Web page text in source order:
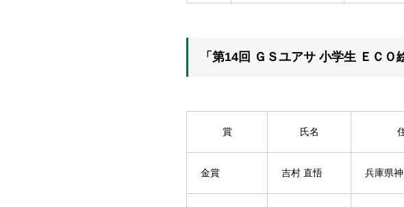
「第14回 ＧＳユアサ 小学生 ＥＣ
賞 氏名
金賞 吉村 直悟 兵庫県